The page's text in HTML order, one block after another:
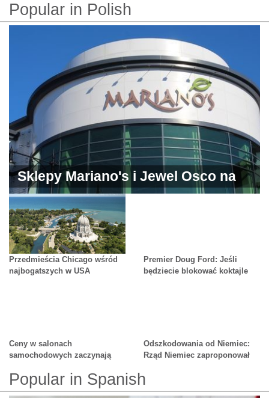
Popular in Polish
Sklepy Mariano's i Jewel Osco na
sprzedaż
Przedmieścia Chicago wśród
najbogatszych w USA
Premier Doug Ford: Jeśli
będziecie blokować koktajle
Ceny w salonach
samochodowych zaczynają
zakup?
Odszkodowania od Niemiec:
Rząd Niemiec zaproponował
Popular in Spanish